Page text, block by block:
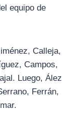
equipo de
Calleja,
Campos,
Luego, Ález
Ferrán,